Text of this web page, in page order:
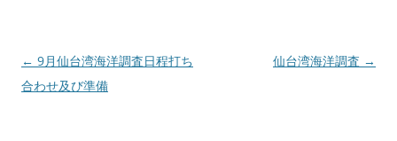
投
稿
← 9月仙台湾海洋調査日程打ち
合わせ及び準備
仙台湾海洋調査 →